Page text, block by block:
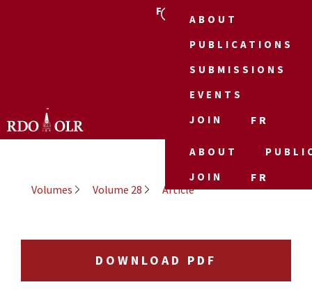
FR
ABOUT
PUBLICATIONS
SUBMISSIONS
EVENTS
JOIN
FR
ABOUT
JOIN
FR
Volumes
Volume 28 Article
DOWNLOAD PDF